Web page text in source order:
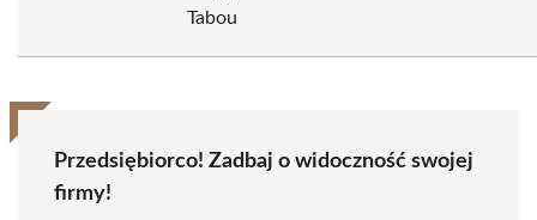
Tabou
Przedsiębiorco! Zadbaj o widoczność swojej
firmy!